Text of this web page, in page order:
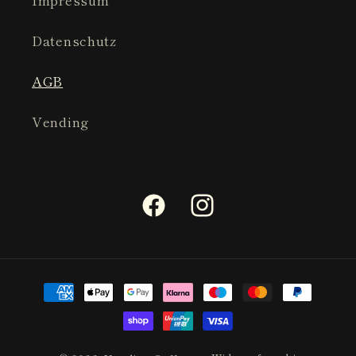
Datenschutz
AGB
Vending
FacebookInstagram
Zahlungsmethoden